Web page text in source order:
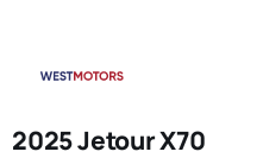
2025 Jetour X70